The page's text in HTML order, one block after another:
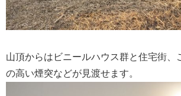
山頂からはビニールハウス群と住宅街、
の高い煙突などが見渡せます。